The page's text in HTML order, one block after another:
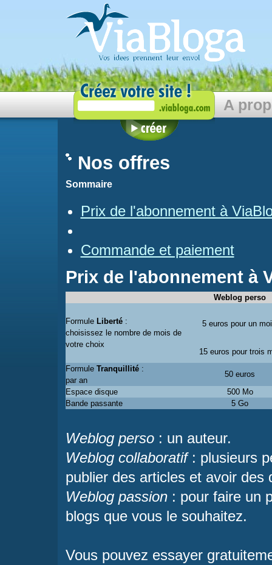
A
Nos offres
Sommaire
Prix de l'abonnement à
Commande et paiement
Prix de l'abonnement à
Weblog perso
Formule Liberté:
choisissez le nombre de mois de
votre choix
5 euros pour un
15 euros pour trois
Formule Tranquillité:
par an
50 euros
Espace disque
500 Mo
Bande passante
5 Go
Weblog perso: un auteur.
Weblog collaboratif: plusieurs
publier des articles et avoir
Weblog passion: pour faire un
blogs que vous le souhaitez.
Vous pouvez essayer